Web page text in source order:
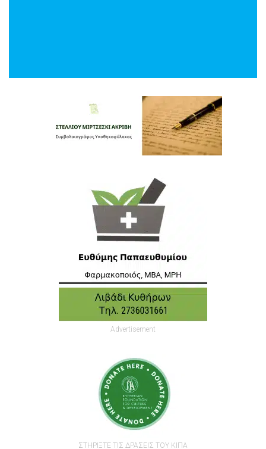
Advertisement
ΣΤΗΡΙΞΤΕ ΤΙΣ ΔΡΑΣΕΙΣ ΤΟΥ ΚΙΠΑ